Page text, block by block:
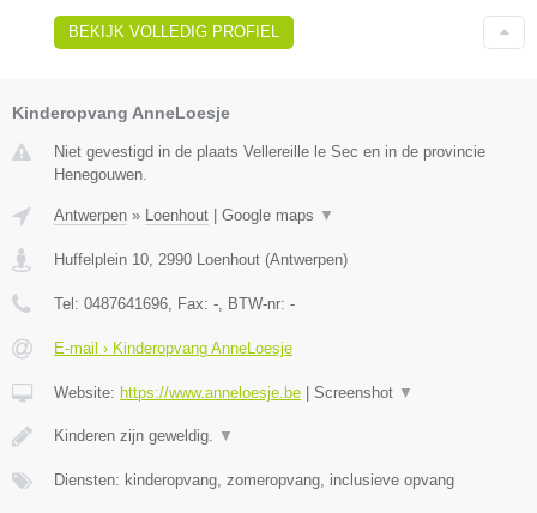
BEKIJK VOLLEDIG PROFIEL
Kinderopvang AnneLoesje
Niet gevestigd in de plaats Vellereille le Sec en in de provincie
Henegouwen.
Antwerpen » Loenhout | Google maps ▼
Huffelplein 10 2990 Loenhout (Antwerpen)
Tel: 0487641696 , Fax: - , BTW-nr: -
E-mail › Kinderopvang AnneLoesje
Website: https://www.anneloesje.be | Screenshot ▼
Kinderen zijn geweldig. ▼
Diensten: kinderopvang, zomeropvang, inclusieve opvang